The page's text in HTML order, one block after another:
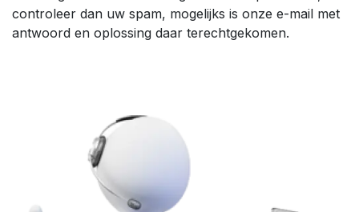
controleer dan uw spam, mogelijks is onze e-mail met
antwoord en oplossing daar terechtgekomen.